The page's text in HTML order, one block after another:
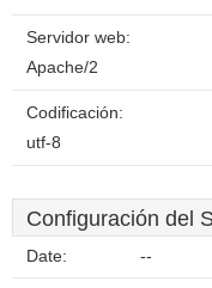
Servidor web:
Apache/2
Codificación:
utf-8
Configuración del
Date: --